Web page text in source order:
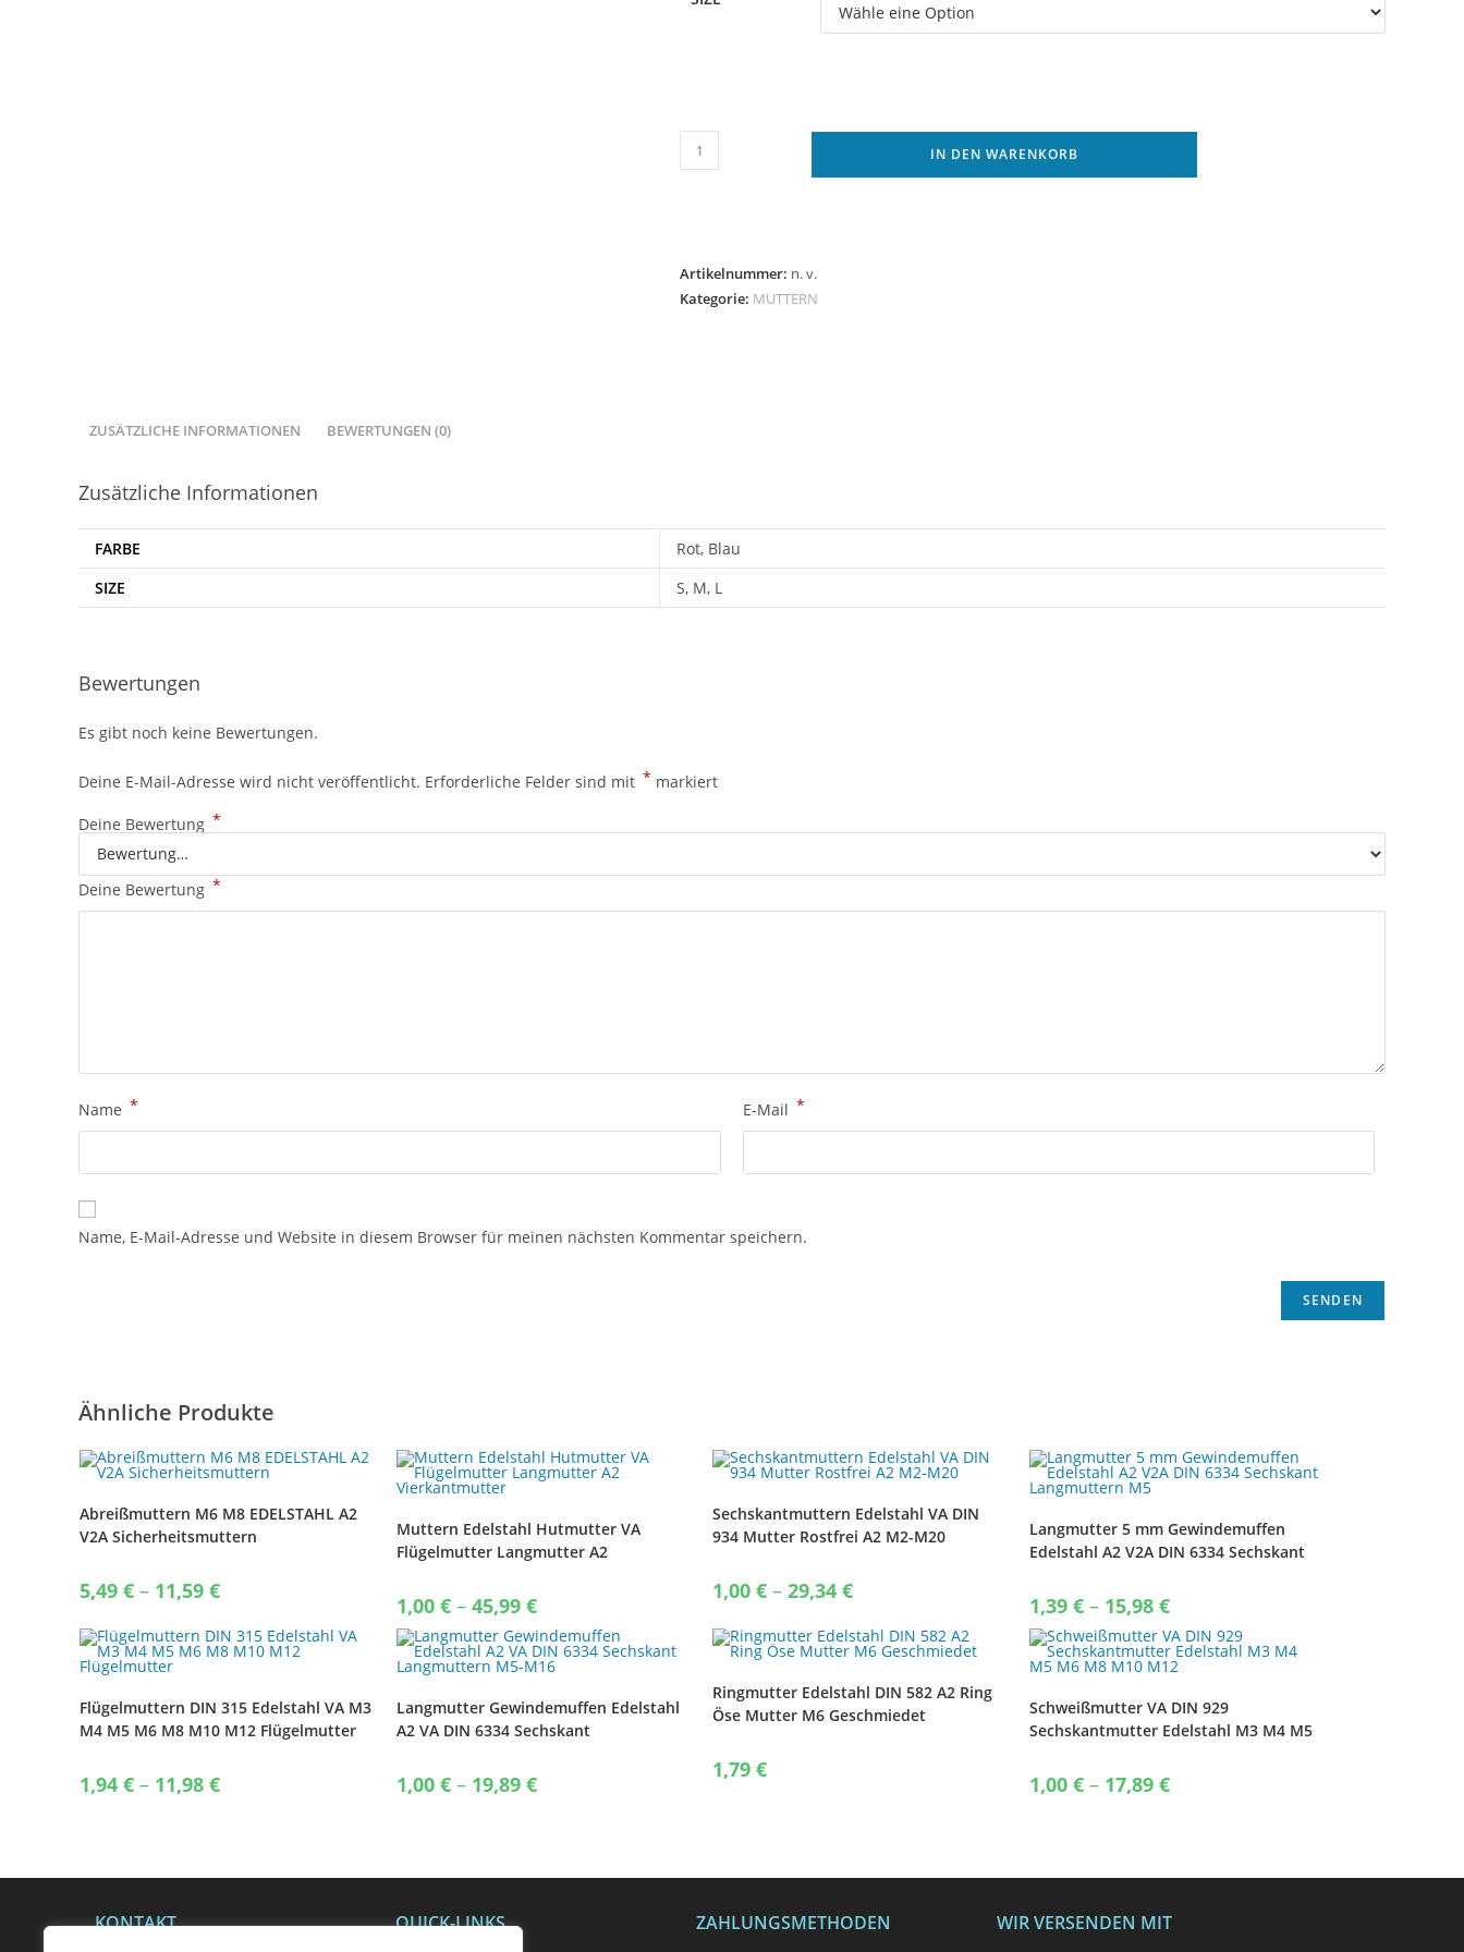
test
produkt
IN DEN WARENKORB
Artikelnummer: n. v.
Kategorie: MUTTERN
ZUSÄTZLICHE INFORMATIONEN BEWERTUNGEN (0)
Zusätzliche Informationen
FARBE
Rot, Blau
SIZE
S, M, L
Bewertungen
Es gibt noch keine Bewertungen.
Deine E-Mail-Adresse wird nicht veröffentlicht. Erforderliche Felder sind mit * markiert
Deine Bewertung *
Deine Bewertung *
Name * E-Mail *
Name, E-Mail-Adresse und Website in diesem Browser für meinen nächsten Kommentar speichern.
Ähnliche Produkte
Abreißmuttern M6 M8 EDELSTAHL A2
V2A Sicherheitsmutt​ern
5,49€ – 11,59€Price
range:
through
11,59 €
Muttern Edelstahl Hutmutter VA
Flügelmutter Langmutter A2
1,00 € – 45,99 €Price
range:
1,00 €
through
45,99 €
Sechskantmuttern Edelstahl VA DIN
934 Mutter Rostfrei A2 M2-M20
1,00€ – 29,34€Price
range:
through
29,34 €
Langmutter 5 mm Gewindemuffen
Edelstahl A2 V2A DIN 6334 Sechskant
1,39€ – 15,98€Price
range:
1,39 €
through
15,98 €
Flügelmuttern DIN 315 Edelstahl VA M3
M4 M5 M6 M8 M10 M12 Flügelmutter
1,94€ – 11,98€Price
range:
Langmutter Gewindemuffen Edelstahl
A2 VA DIN 6334 Sechskant
1,00 € – 19,89 €Price
range:
Ringmutter Edelstahl DIN 582 A2 Ring
Öse Mutter M6 Geschmiedet
1,79€
Schweißmutter VA DIN 929
Sechskantmutter Edelstahl M3 M4 M5
1,00€ – 17,89€Price
range:
KONTAKT QUICK-LINKS ZAHLUNGSMETHODEN WIR VERSENDEN MIT